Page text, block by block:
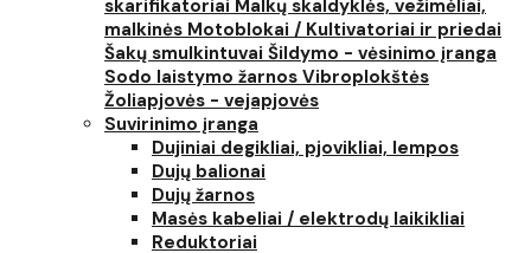
skarifikatoriai Malkų skaldyklės, vežimėliai,
malkinės Motoblokai / Kultivatoriai ir priedai
Šakų smulkintuvai Šildymo - vėsinimo įranga
Sodo laistymo žarnos Vibroplokštės
Žoliapjovės - vejapjovės
Suvirinimo įranga
Dujiniai degikliai, pjovikliai, lempos
Dujų balionai
Dujų žarnos
Masės kabeliai / elektrodų laikikliai
Reduktoriai